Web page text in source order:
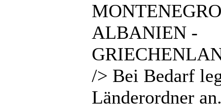
ALBANIEN -
/> Bei Bedarf
Länderordner